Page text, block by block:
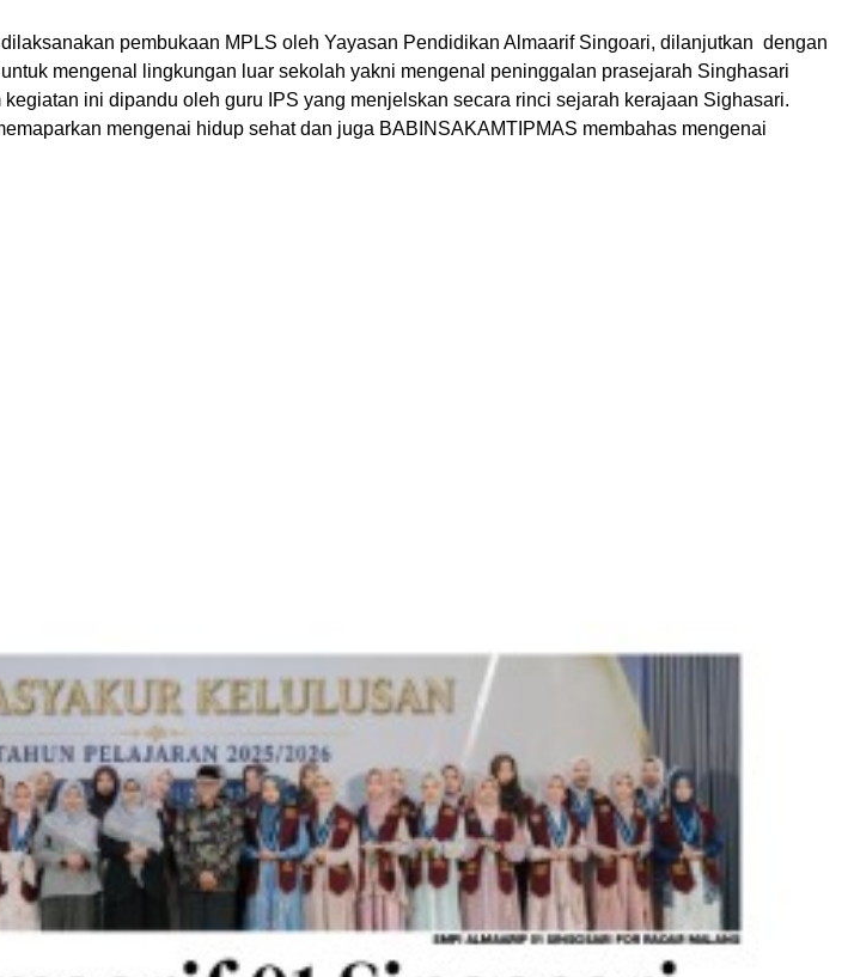
pembukaan MPLS oleh Yayasan Pendidikan Almaarif Singoari, dilanjutkan dengan
mengenal lingkungan luar sekolah yakni mengenal peninggalan prasejarah Singhasari
ini dipandu oleh guru IPS yang menjelskan secara rinci sejarah kerajaan Sighasari.
mengenai hidup sehat dan juga BABINSAKAMTIPMAS membahas mengenai